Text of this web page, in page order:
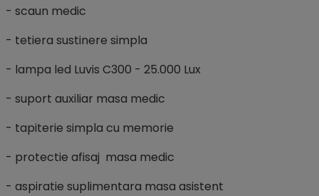
- scaun medic
- tetiera sustinere simpla
- lampa led Luvis C300 - 25.000 Lux
- suport auxiliar masa medic
- tapiterie simpla cu memorie
- protectie afisaj masa medic
- aspiratie suplimentara masa asistent